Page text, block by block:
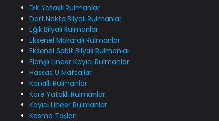
Dik Yataklı Rulmanlar
Dört Nokta Bilyalı Rulmanlar
Eğik Bilyalı Rulmanlar
Eksenel Makaralı Rulmanlar
Eksenel Sabit Bilyalı Rulmanlar
Flanşlı Lineer Kayıcı Rulmanlar
Hassas U Mafsallar
Kanallı Rulmanlar
Kare Yataklı Rulmanlar
Kayıcı Lineer Rulmanlar
Kesme Taşları